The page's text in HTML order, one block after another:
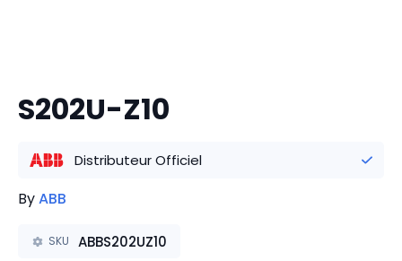
S202U-Z10
Distributeur Officiel
ByABB
SKU ABBS202UZ10